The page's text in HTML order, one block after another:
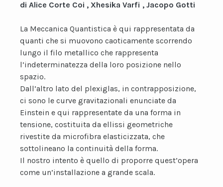
di Alice Corte Coi , Xhesika Varfi , Jacopo Gotti
La Meccanica Quantistica è qui rappresentata da
quanti che si muovono caoticamente scorrendo
lungo il filo metallico che rappresenta
l’indeterminatezza della loro posizione nello
spazio.
Dall’altro lato del plexiglas, in contrapposizione,
ci sono le curve gravitazionali enunciate da
Einstein e qui rappresentate da una forma in
tensione, costituita da ellissi geometriche
rivestite da microfibra elasticizzata, che
sottolineano la continuità della forma.
Il nostro intento è quello di proporre quest’opera
come un’installazione a grande scala.